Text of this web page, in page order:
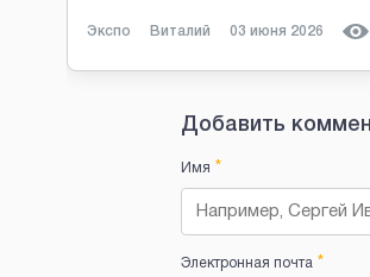
Экспо Виталий 03 июня 2026
Добавить
Имя *
Электронная почта*